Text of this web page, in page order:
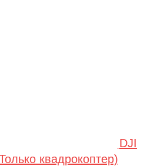
DJI
квадрокоптер)